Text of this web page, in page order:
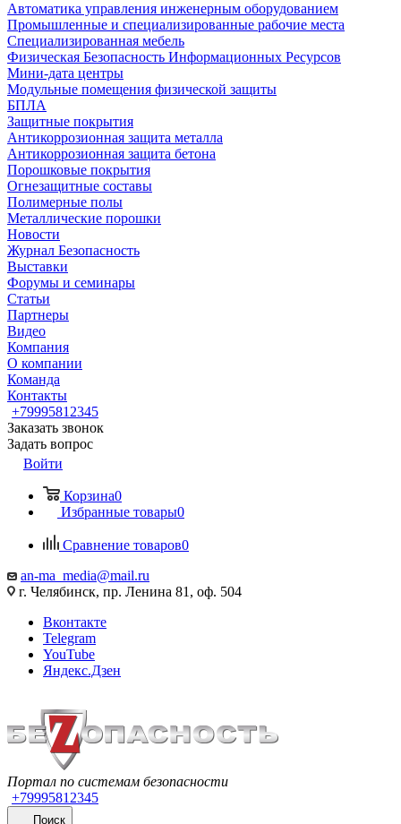
Автоматика управления инженерным оборудованием
Промышленные и специализированные рабочие места
Специализированная мебель
Физическая Безопасность Информационных Ресурсов
Мини-дата центры
Модульные помещения физической защиты
БПЛА
Защитные покрытия
Антикоррозионная защита металла
Антикоррозионная защита бетона
Порошковые покрытия
Огнезащитные составы
Полимерные полы
Металлические порошки
Новости
Журнал Безопасность
Выставки
Форумы и семинары
Статьи
Партнеры
Видео
Компания
О компании
Команда
Контакты
+79995812345
Заказать звонок
Задать вопрос
Войти
Корзина0
Избранные товары0
Сравнение товаров0
an-ma_media@mail.ru
г. Челябинск, пр. Ленина 81, оф. 504
Вконтакте
Telegram
YouTube
Яндекс.Дзен
Портал по системам безопасности
+79995812345
Поиск